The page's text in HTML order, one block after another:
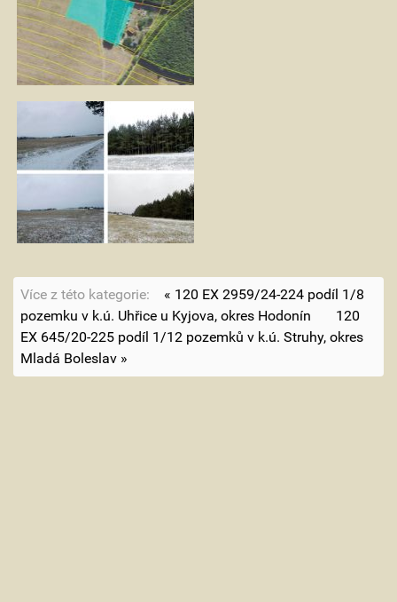
Více z této kategorie:
« 120 EX 2959/24-224 podíl 1/8
pozemku v k.ú. Uhřice u Kyjova, okres Hodonín
120
EX 645/20-225 podíl 1/12 pozemků v k.ú. Struhy, okres
Mladá Boleslav »